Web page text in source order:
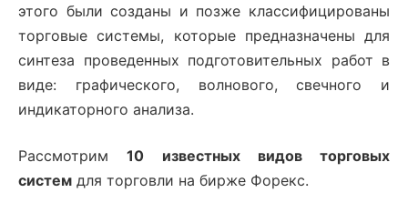
этого были созданы и позже классифицированы
торговые системы, которые предназначены для
синтеза проведенных подготовительных работ в
виде: графического, волнового, свечного и
индикаторного анализа.
Рассмотрим10 известных видов торговых
систем для торговли на бирже Форекс.